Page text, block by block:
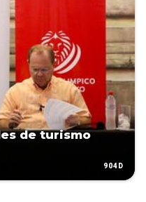
de turismo
904D